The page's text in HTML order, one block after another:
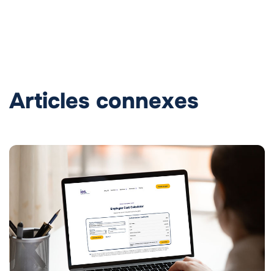
Articles connexes